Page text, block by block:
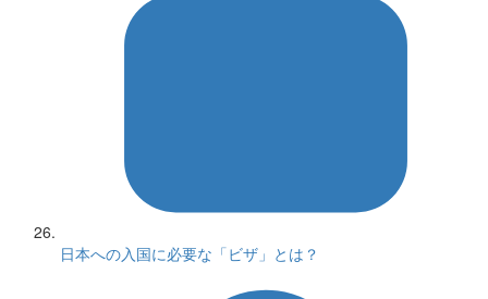
日本への入国に必要な「ビザ」とは？